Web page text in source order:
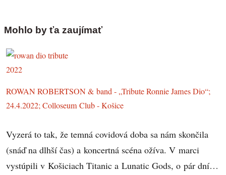
Mohlo by ťa zaujímať
ROWAN ROBERTSON & band - „Tribute Ronnie James Dio“;
24.4.2022; Colloseum Club - Košice
Vyzerá to tak, že temná covidová doba sa nám skončila
(snáď na dlhší čas) a koncertná scéna ožíva. V marci
vystúpili v Košiciach Titanic a Lunatic Gods, o pár dní…